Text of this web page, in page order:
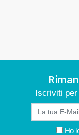
Iscriviti per
Ho